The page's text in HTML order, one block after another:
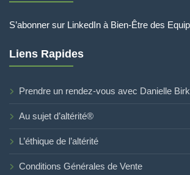
S’abonner sur LinkedIn à Bien-Être des
Liens Rapides
Prendre un rendez-vous avec Danielle
Au sujet d’altérité®
L’éthique de l’altérité
Conditions Générales de Vente